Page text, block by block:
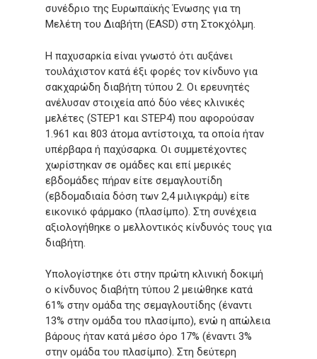
συνέδριο της Ευρωπαϊκής Ένωσης για τη
Μελέτη του Διαβήτη (EASD) στη Στοκχόλμη.
Η παχυσαρκία είναι γνωστό ότι αυξάνει
τουλάχιστον κατά έξι φορές τον κίνδυνο για
σακχαρώδη διαβήτη τύπου 2. Οι ερευνητές
ανέλυσαν στοιχεία από δύο νέες κλινικές
μελέτες (STEP1 και STEP4) που αφορούσαν
1.961 και 803 άτομα αντίστοιχα, τα οποία ήταν
υπέρβαρα ή παχύσαρκα. Οι συμμετέχοντες
χωρίστηκαν σε ομάδες και επί μερικές
εβδομάδες πήραν είτε σεμαγλουτίδη
(εβδομαδιαία δόση των 2,4 μιλιγκράμ) είτε
εικονικό φάρμακο (πλασίμπο). Στη συνέχεια
αξιολογήθηκε ο μελλοντικός κίνδυνός τους για
διαβήτη.
Υπολογίστηκε ότι στην πρώτη κλινική δοκιμή
ο κίνδυνος διαβήτη τύπου 2 μειώθηκε κατά
61% στην ομάδα της σεμαγλουτίδης (έναντι
13% στην ομάδα του πλασίμπο), ενώ η απώλεια
βάρους ήταν κατά μέσο όρο 17% (έναντι 3%
στην ομάδα του πλασίμπο). Στη δεύτερη